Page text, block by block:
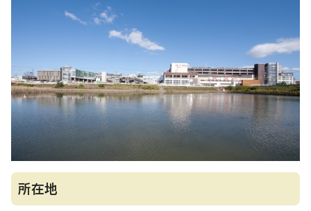
所在地